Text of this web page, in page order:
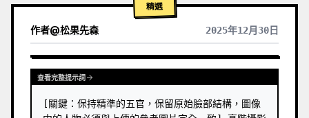
精選
作者@松果先森 2025年12月30日
查看完整提示詞
[關鍵：保持精準的五官，保留原始臉部結構，圖像